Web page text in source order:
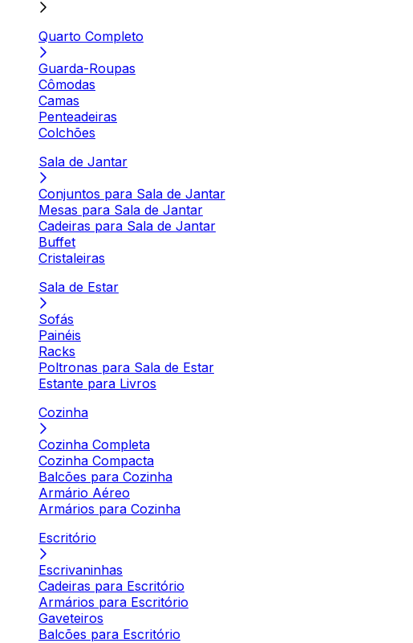
Quarto Completo
Guarda-Roupas
Cômodas
Camas
Penteadeiras
Colchões
Sala de Jantar
Conjuntos para Sala de Jantar
Mesas para Sala de Jantar
Cadeiras para Sala de Jantar
Buffet
Cristaleiras
Sala de Estar
Sofás
Painéis
Racks
Poltronas para Sala de Estar
Estante para Livros
Cozinha
Cozinha Completa
Cozinha Compacta
Balcões para Cozinha
Armário Aéreo
Armários para Cozinha
Escritório
Escrivaninhas
Cadeiras para Escritório
Armários para Escritório
Gaveteiros
Balcões para Escritório